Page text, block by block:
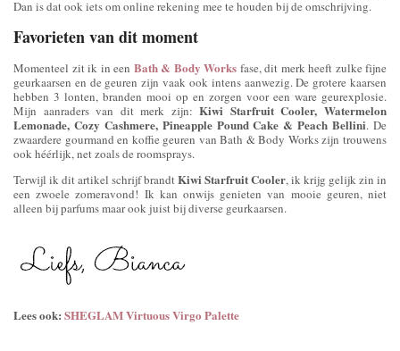
Dan is dat ook iets om online rekening mee te houden bij de omschrijving.
Favorieten van dit moment
Momenteel zit ik in een Bath & Body Works fase, dit merk heeft zulke fijne
geurkaarsen en de geuren zijn vaak ook intens aanwezig. De grotere kaarsen
hebben 3 lonten, branden mooi op en zorgen voor een ware geurexplosie.
Mijn aanraders van dit merk zijn:Kiwi Starfruit Cooler, Watermelon
Lemonade, Cozy Cashmere, Pineapple Pound Cake & Peach Bellini. De
zwaardere gourmand en koffie geuren van Bath & Body Works zijn trouwens
ook héérlijk, net zoals de roomsprays.
Terwijl ik dit artikel schrijf brandtKiwi Starfruit Cooler, ik krijg gelijk zin in
een zwoele zomeravond! Ik kan onwijs genieten van mooie geuren, niet
alleen bij parfums maar ook juist bij diverse geurkaarsen.
Lees ook: SHEGLAM Virtuous Virgo Palette